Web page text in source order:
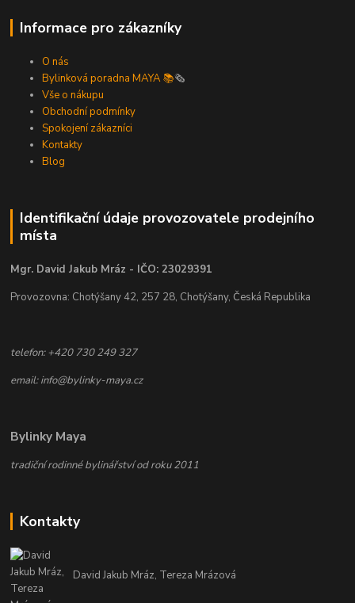
Informace pro zákazníky
O nás
Bylinková poradna MAYA 📚🗞️
Vše o nákupu
Obchodní podmínky
Spokojení zákazníci
Kontakty
Blog
Identifikační údaje provozovatele prodejního
místa
Mgr. David Jakub Mráz - IČO: 23029391
Provozovna: Chotýšany 42, 257 28, Chotýšany, Česká Republika
telefon: +420 730 249 327
email: info@bylinky-maya.cz
Bylinky Maya
tradiční rodinné bylinářství od roku 2011
Kontakty
David Jakub Mráz, Tereza Mrázová